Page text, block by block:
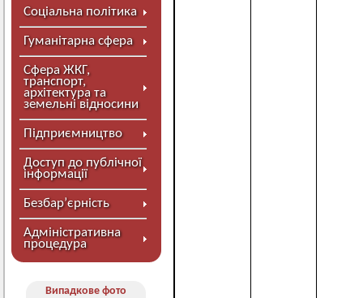
Соціальна політика
Гуманітарна сфера
Сфера ЖКГ,
транспорт,
архітектура та
земельні відносини
Підприємництво
Доступ до публічної
інформації
Безбар’єрність
Адміністративна
процедура
Випадкове фото